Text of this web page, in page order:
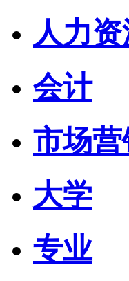
人力
会计
市场营
大学
专业